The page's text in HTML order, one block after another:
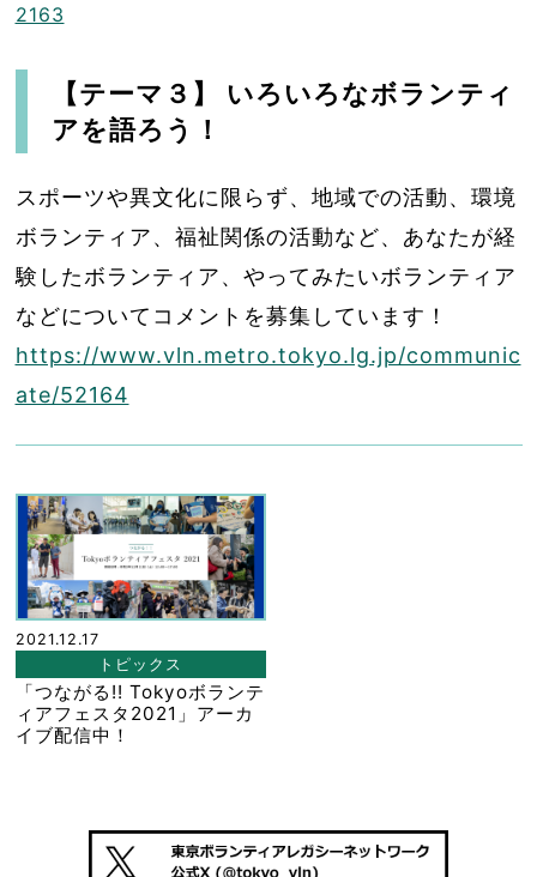
2163
【テーマ３】 いろいろなボランティ
アを語ろう！
スポーツや異文化に限らず、地域での活動、環境
ボランティア、福祉関係の活動など、あなたが経
験したボランティア、やってみたいボランティア
などについてコメントを募集しています！
https://www.vln.metro.tokyo.lg.jp/communic
ate/52164
2021.12.17
トピックス
「つながる!! Tokyoボランテ
ィアフェスタ2021」アーカ
イブ配信中！